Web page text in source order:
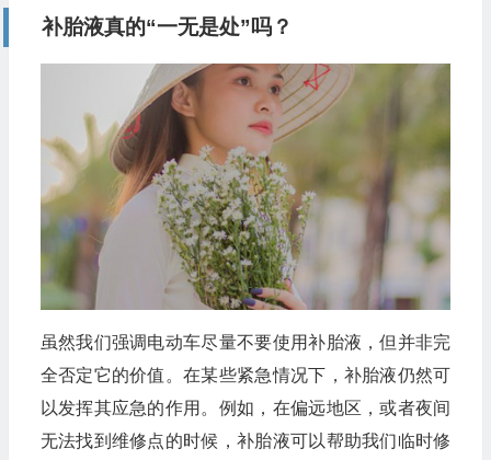
补胎液真的“一无是处”吗？
虽然我们强调电动车尽量不要使用补胎液，但并非完
全否定它的价值。在某些紧急情况下，补胎液仍然可
以发挥其应急的作用。例如，在偏远地区，或者夜间
无法找到维修点的时候，补胎液可以帮助我们临时修